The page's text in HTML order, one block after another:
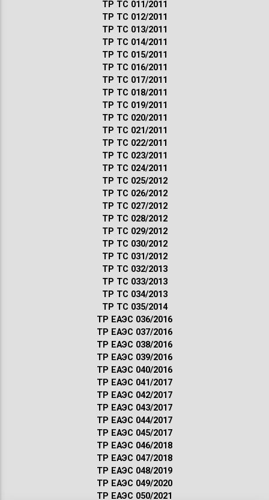
ТР ТС 011/2011
ТР ТС 012/2011
ТР ТС 013/2011
ТР ТС 014/2011
ТР ТС 015/2011
ТР ТС 016/2011
ТР ТС 017/2011
ТР ТС 018/2011
ТР ТС 019/2011
ТР ТС 020/2011
ТР ТС 021/2011
ТР ТС 022/2011
ТР ТС 023/2011
ТР ТС 024/2011
ТР ТС 025/2012
ТР ТС 026/2012
ТР ТС 027/2012
ТР ТС 028/2012
ТР ТС 029/2012
ТР ТС 030/2012
ТР ТС 031/2012
ТР ТС 032/2013
ТР ТС 033/2013
ТР ТС 034/2013
ТР ТС 035/2014
ТР ЕАЭС 036/2016
ТР ЕАЭС 037/2016
ТР ЕАЭС 038/2016
ТР ЕАЭС 039/2016
ТР ЕАЭС 040/2016
ТР ЕАЭС 041/2017
ТР ЕАЭС 042/2017
ТР ЕАЭС 043/2017
ТР ЕАЭС 044/2017
ТР ЕАЭС 045/2017
ТР ЕАЭС 046/2018
ТР ЕАЭС 047/2018
ТР ЕАЭС 048/2019
ТР ЕАЭС 049/2020
ТР ЕАЭС 050/2021